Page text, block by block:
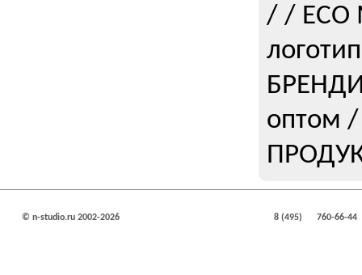
/ /
оптом
© n-studio.ru 2002-2026 8 (495) 760-66-44